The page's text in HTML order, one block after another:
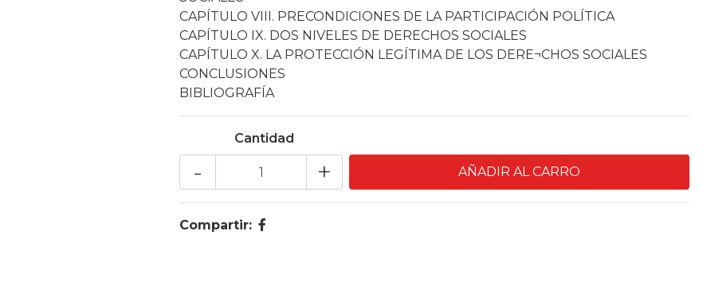
CAPÍTULO VIII. PRECONDICIONES DE LA PARTICIPACIÓN POLÍTICA
CAPÍTULO IX. DOS NIVELES DE DERECHOS SOCIALES
CAPÍTULO X. LA PROTECCIÓN LEGÍTIMA DE LOS DERE¬CHOS SOCIALES
CONCLUSIONES
BIBLIOGRAFÍA
Cantidad
+
-
Compartir: